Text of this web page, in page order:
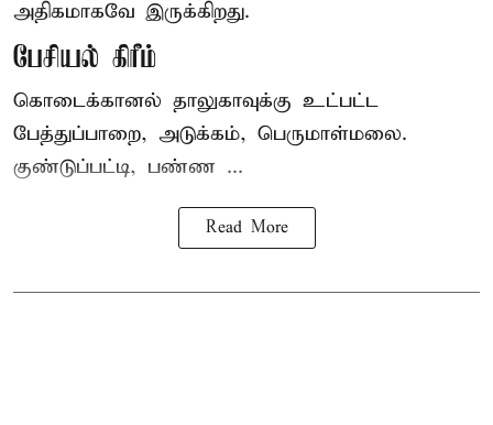
அதிகமாகவே இருக்கிறது.
பேசியல் கிரீம்
கொடைக்கானல் தாலுகாவுக்கு உட்பட்ட
பேத்துப்பாறை, அடுக்கம், பெருமாள்மலை.
குண்டுப்பட்டி, பண்ண ...
Read More